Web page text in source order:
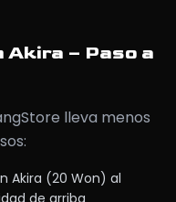
Akira – Paso a
lleva menos
Akira (20 Won) al
de arriba